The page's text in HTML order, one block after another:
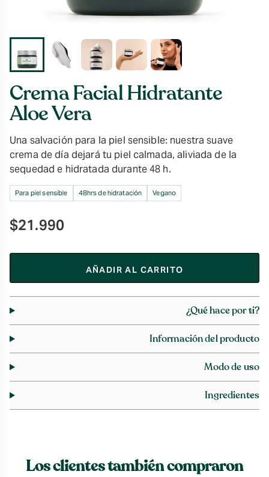
Crema Facial Hidratante
Aloe Vera
Una salvación para la piel sensible: nuestra suave
crema de día dejará tu piel calmada, aliviada de la
sequedad e hidratada durante 48 h.
Para piel sensible 48hrs de hidratación Vegano
$21.990
AÑADIR AL CARRITO
¿Qué hace por ti?
Información del producto
Modo de uso
Ingredientes
Los clientes también compraron